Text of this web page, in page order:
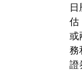
估
或
務
證